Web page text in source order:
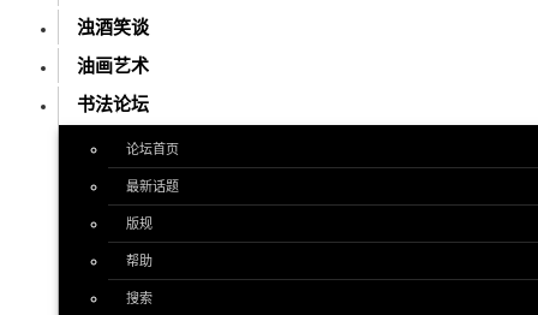
浊酒笑谈
油画艺术
书法论坛
论坛首页
最新话题
版规
帮助
搜索